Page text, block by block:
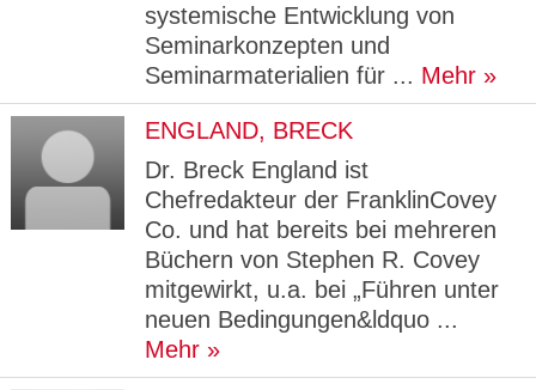
systemische Entwicklung von
Seminarkonzepten und
Seminarmaterialien für ... Mehr
ENGLAND, BRECK
Dr. Breck England ist
Chefredakteur der FranklinCovey
Co. und hat bereits bei mehreren
Büchern von Stephen R. Covey
mitgewirkt, u.a. bei „Führen unter
neuen Bedingungen&ldquo ...
Mehr